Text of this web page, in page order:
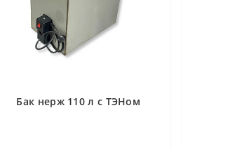
Бак нерж 110 л с ТЭНом